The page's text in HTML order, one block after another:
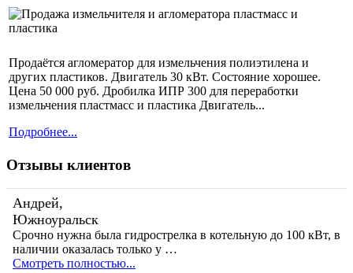
Продаётся агломератор для измельчения полиэтилена и
других пластиков. Двигатель 30 кВт. Состояние хорошее.
Цена 50 000 руб. Дробилка ИПР 300 для переработки
измельчения пластмасс и пластика Двигатель...
Подробнее...
Отзывы клиентов
Андрей,
Южноуральск
Срочно нужна была гидрострелка в котельную до 100 кВт, в
наличии оказалась только у …
Смотреть полностью...